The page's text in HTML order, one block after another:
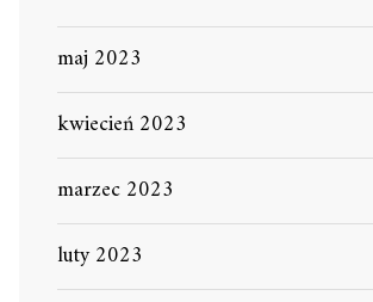
maj 2023
kwiecień 2023
marzec 2023
luty 2023